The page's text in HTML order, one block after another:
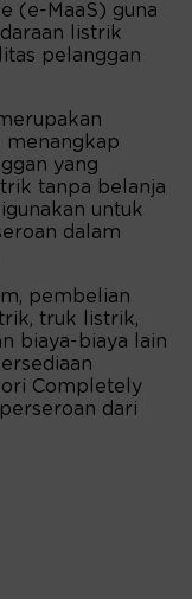
(e-MaaS) guna
listrik
pelanggan
menangkap
yang
tanpa belanja
untuk
dalam
pembelian
truk listrik,
biaya-biaya lain
Completely
dari